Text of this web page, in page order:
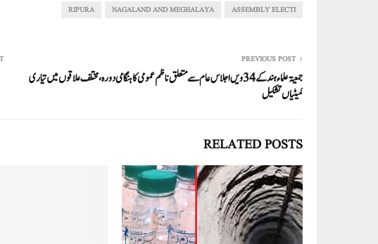
A
ok
r
In ASSEMBLY ELECTI
NAGALAND AND MEGHALAYA
RIPURA
PREVIOUS POST
جمعیۃ علماء ہند کے 34ویں اجلاس عام سے متعلق ناظم عمومی کا ہنگامی دورہ، مختلف علاقوں میں تیاری
کمیٹیاں تشکیل
RELATED POSTS